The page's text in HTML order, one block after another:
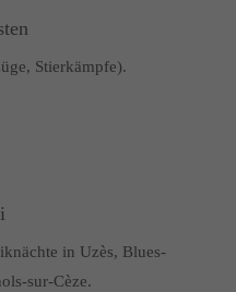
Stierkämpfe).
in Uzès, Blues-
sur-Cèze.